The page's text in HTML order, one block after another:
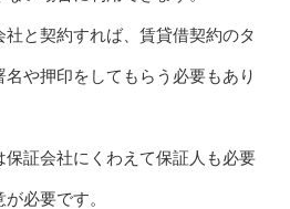
と契約すれば、賃貸借契約のタ
や押印をしてもらう必要もあり
保証会社にくわえて保証人も必要
必要です。